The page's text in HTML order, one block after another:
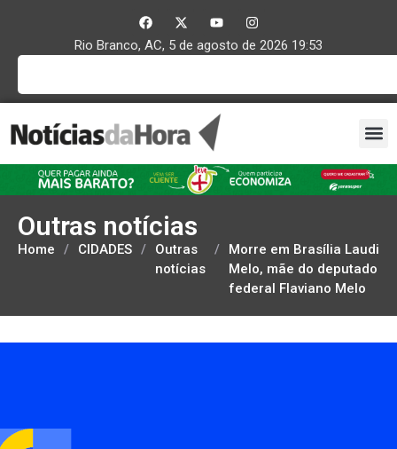
Rio Branco, AC, 5 de agosto de 2026 19:53
Outras notícias
Home / CIDADES /
Outras
notícias
/
Morre em Brasília Laudi
Melo, mãe do deputado
federal Flaviano Melo